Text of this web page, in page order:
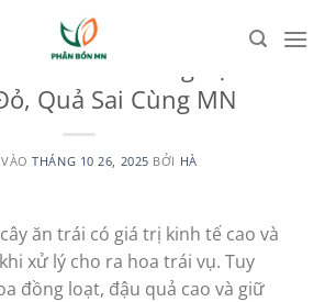
UNCATEGORIZED
Sóc Thanh Long Vụ Mới
Quả Sai Cùng MN
THÁNG 10 26, 2025 BỞI HÀ
ăn trái có giá trị kinh tế cao và
xử lý cho ra hoa trái vụ. Tuy
đồng loạt, đậu quả cao và giữ